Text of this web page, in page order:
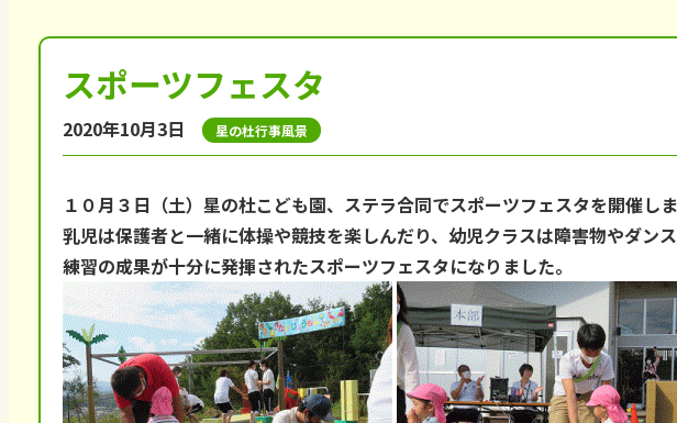
スポーツフェスタ
2020年10月3日 星の杜行事風景
１０月３日（土）星の杜こども園、ステラ合同でスポーツフェスタを開催しま
乳児は保護者と一緒に体操や競技を楽しんだり、幼児クラスは障害物やダン
練習の成果が十分に発揮されたスポーツフェスタになりました。